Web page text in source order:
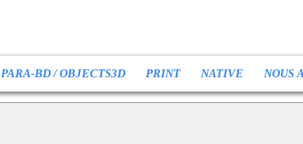
PARA-BD / OBJECTS3D PRINT NATIVE NOUS